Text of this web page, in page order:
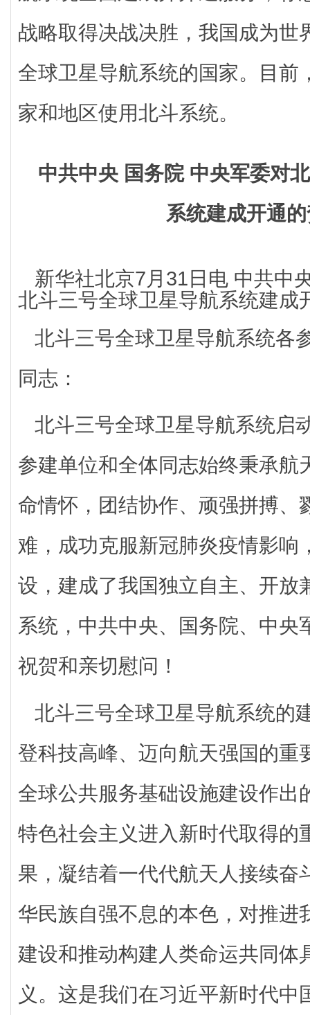
战略取得决战决胜，我国成为世
全球卫星导航系统的国家。目前
家和地区使用北斗系统。
中共中央 国务院 中央军委对
系统建成开通
新华社北京7月31日电 中共中
北斗三号全球卫星导航系统建成
北斗三号全球卫星导航系统各
同志：
北斗三号全球卫星导航系统启
参建单位和全体同志始终秉承航
命情怀，团结协作、顽强拼搏、
难，成功克服新冠肺炎疫情影响
设，建成了我国独立自主、开放
系统，中共中央、国务院、中央
祝贺和亲切慰问！
北斗三号全球卫星导航系统的
登科技高峰、迈向航天强国的重
全球公共服务基础设施建设作出
特色社会主义进入新时代取得的
果，凝结着一代代航天人接续奋
华民族自强不息的本色，对推进
建设和推动构建人类命运共同体
义。这是我们在习近平新时代中